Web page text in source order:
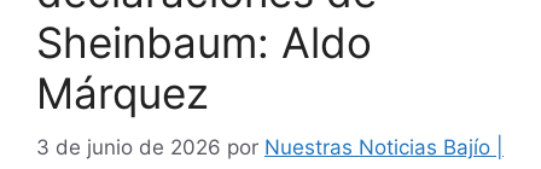
Sheinbaum: Aldo
Márquez
3 de junio de 2026 por Nuestras Noticias Bajío |